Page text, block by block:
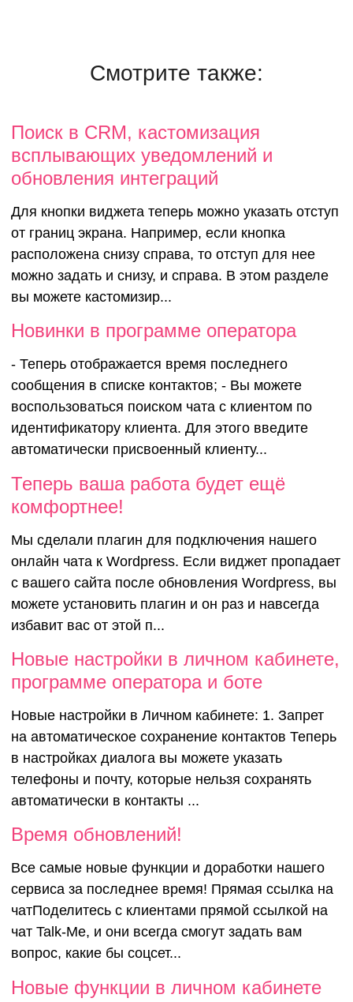
Смотрите также:
Поиск в CRM, кастомизация
всплывающих уведомлений и
обновления интеграций
Для кнопки виджета теперь можно указать отступ
от границ экрана. Например, если кнопка
расположена снизу справа, то отступ для нее
можно задать и снизу, и справа. В этом разделе
вы можете кастомизир...
Новинки в программе оператора
- Теперь отображается время последнего
сообщения в списке контактов; - Вы можете
воспользоваться поиском чата с клиентом по
идентификатору клиента. Для этого введите
автоматически присвоенный клиенту...
Теперь
работа
Теперь ваша работа будет ещё
комфортнее!
Мы сделали плагин для подключения нашего
онлайн чата к Wordpress. Если виджет пропадает
с вашего сайта после обновления Wordpress, вы
можете установить плагин и он раз и навсегда
избавит вас от этой п...
Новые настройки в личном кабинете,
программе оператора и боте
Новые настройки в Личном кабинете: 1. Запрет
на автоматическое сохранение контактов Теперь
в настройках диалога вы можете указать
телефоны и почту, которые нельзя сохранять
автоматически в контакты ...
Время обновлений!
Все самые новые функции и доработки нашего
сервиса за последнее время! Прямая ссылка на
чатПоделитесь с клиентами прямой ссылкой на
чат Talk-Me, и они всегда смогут задать вам
вопрос, какие бы соцсет...
Новые функции в личном кабинете